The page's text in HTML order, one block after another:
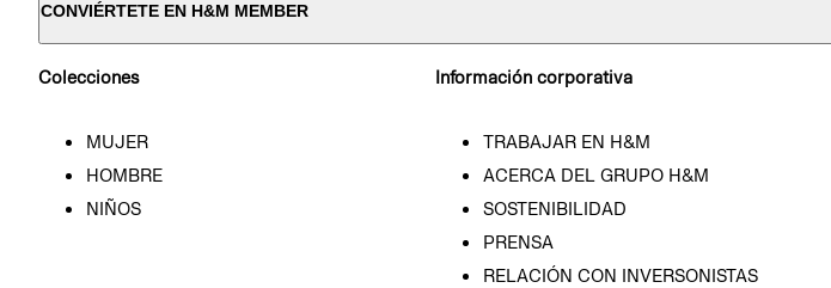
CONVIÉRTETE EN H&M MEMBER
Colecciones
MUJER
HOMBRE
NIÑOS
Información corporativa
TRABAJAR EN H&M
ACERCA DEL GRUPO H&M
SOSTENIBILIDAD
PRENSA
RELACIÓN CON INVERSONISTAS